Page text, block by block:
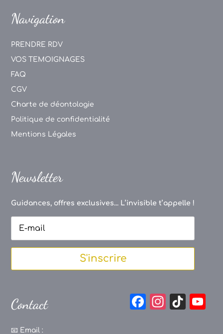
Navigation
PRENDRE RDV
VOS TEMOIGNAGES
FAQ
CGV
Charte de déontologie
Politique de confidentialité
Mentions Légales
Newsletter
Guidances, offres exclusives... L’invisible t’appelle !
S'inscrire
Contact
📧 Email :
F
In Ti